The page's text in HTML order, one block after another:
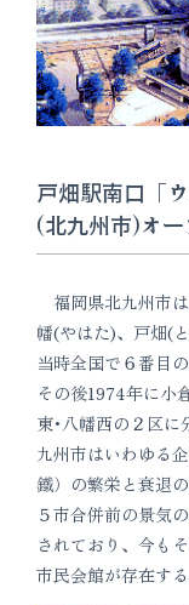
戸畑駅南口「
(北九州市)オー
福岡県北九州市
幡(やはた)、戸畑(
当時全国で６番目
その後1974年に小
東･八幡西の２区
九州市はいわゆる
鐵）の繁栄と衰退
５市合併前の景気
されており、今も
市民会館が存在する